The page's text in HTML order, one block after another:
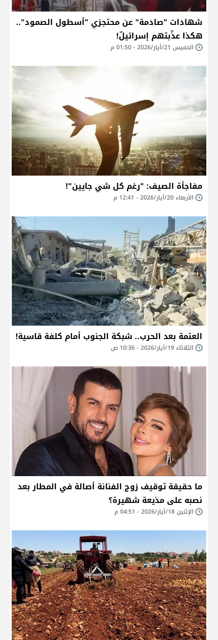
شهادات "صادمة" عن محتجزي "أسطول الصمود"..
هكذا عذّبتهم إسرائيلّ!
الخميس 21/أيار/2026 - 01:50 م
مفاجأة الصيف: "رغم كل شي جايين"!
الأربعاء 20/أيار/2026 - 12:41 م
العتمة بعد الحرب.. شبكة الجنوب أمام كلفة قاسية!
الثلاثاء 19/أيار/2026 - 10:36 ص
ما حقيقة توقيف زوج الفنانة أصالة في المطار بعد
نصبه على مذيعة شهيرة؟
الإثنين 18/أيار/2026 - 04:51 م